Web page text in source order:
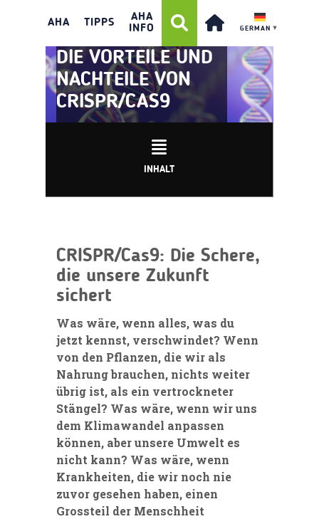
AHA TIPPS
AHA
INFO
GERMAN ▼
DIE VORTEILE UND
NACHTEILE VON
CRISPR/CAS9
INHALT
CRISPR/Cas9: Die Schere,
die unsere Zukunft
sichert
Was wäre, wenn alles, was du
jetzt kennst, verschwindet? Wenn
von den Pflanzen, die wir als
Nahrung brauchen, nichts weiter
übrig ist, als ein vertrockneter
Stängel? Was wäre, wenn wir uns
dem Klimawandel anpassen
können, aber unsere Umwelt es
nicht kann? Was wäre, wenn
Krankheiten, die wir noch nie
zuvor gesehen haben, einen
Grossteil der Menschheit